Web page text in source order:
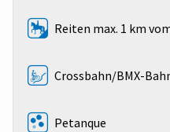
Reiten max. 1 km
Crossbahn/BMX-
Petanque